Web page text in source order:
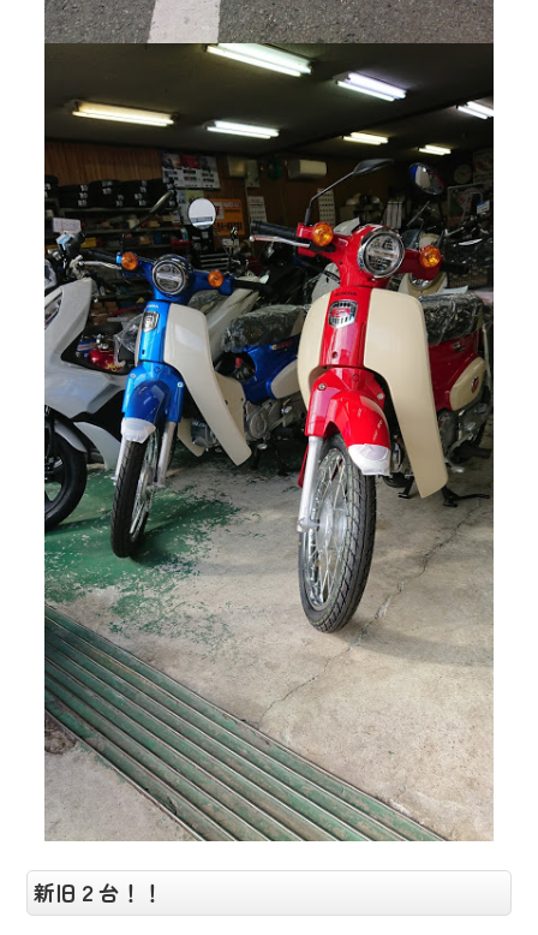
新旧２台！！